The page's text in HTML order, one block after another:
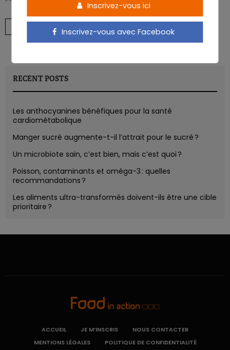
← →
RECENT POSTS
Les anthocyanines bénéfiques pour la santé
cardiométabolique
Manger sucré augmente-t-il l’attrait pour le sucré ?
Un microbiote sain, c’est bien, mais c’est quoi ?
Poisson, contaminants et oméga-3 : quelles
recommandations ?
Les aliments ultra-transformés doivent-ils être une cible
prioritaire ?
Inscrivez-vous ici
Inscrivez-vous avec Facebook
ACCUEIL JE M’INSCRIS
NOUS CONTACTER
MENTIONS LÉGALES
POLITIQUE DE CONFIDENTIALITÉ